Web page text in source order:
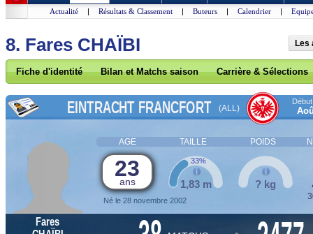
Actualité | Résultats & Classement | Buteurs | Calendrier |
8. Fares CHAÏBI Les
Fiche d'identité Bilan et Matchs saison Carrière & Sélections
EINTRACHT FRANCFORT (ALL)
AGE TAILLE POIDS
23
ans
Né le 28 novembre 2002
1,83 m
33%
? kg
Fares